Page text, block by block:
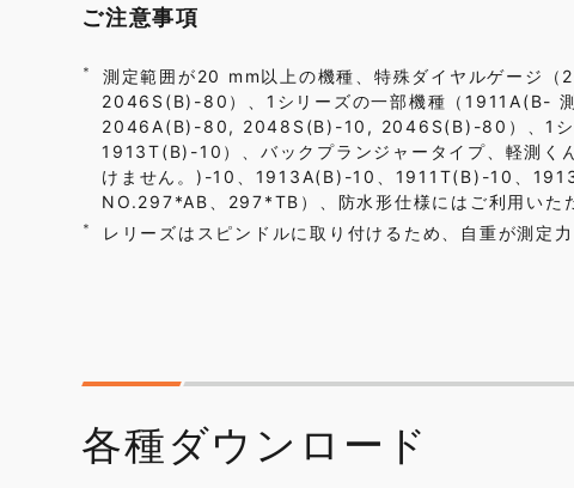
ご注意事項
測定範囲が20 mm以上の機種、特殊ダイヤルゲー
2046S(B)-80）、1シリーズの一部機種（1911A(B-
2046A(B)-80, 2048S(B)-10, 2046S(B)-80）、1シ
1913T(B)-10）、バックプランジャータイプ、軽測
けません。)-10、1913A(B)-10、1911T(B)-10、
NO.297*AB、297*TB）、防水形仕様にはご利用いた
レリーズはスピンドルに取り付けるため、自重が測定
各種ダウンロード